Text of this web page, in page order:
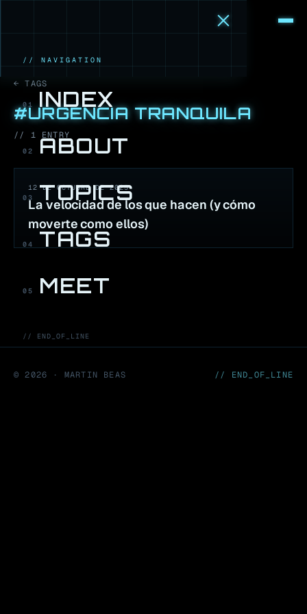
// NAVIGATION
01 INDEX
02 ABOUT
03 TOPICS
04 TAGS
05 MEET
// END_OF_LINE
← TAGS
#URGENCIA TRANQUILA
// 1 ENTRY
12 DE OCTUBRE DE 2025
La velocidad de los que hacen (y cómo
moverte como ellos)
©2026 · MARTIN BEAS // END_OF_LINE